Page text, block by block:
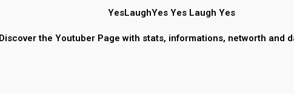
YesLaughYes Yes Laugh Yes
Discover the Youtuber Page with stats, informations, networth and